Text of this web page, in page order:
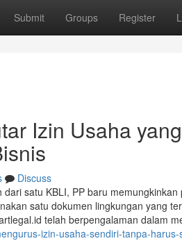
Submit Groups Register
Izin Usaha
Discuss
satu KBLI, PP baru
satu dokumen lingkungan yang
telah berpengalaman dalam
izin-usaha-sendiri-tanpa-